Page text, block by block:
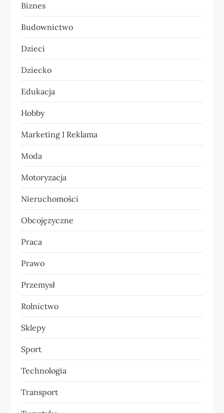
c
j
a
w
p
i
s
u
Biznes
Budownictwo
Dzieci
Dziecko
Edukacja
Hobby
Marketing I Reklama
Moda
Motoryzacja
Nieruchomości
Obcojęzyczne
Praca
Prawo
Przemysł
Rolnictwo
Sklepy
Sport
Technologia
Transport